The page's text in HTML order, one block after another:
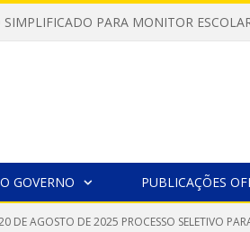
SIMPLIFICADO PARA MONITOR
O GOVERNO PUBLICAÇÕES
DE AGOSTO DE 2025 PROCESSO SELETIVO